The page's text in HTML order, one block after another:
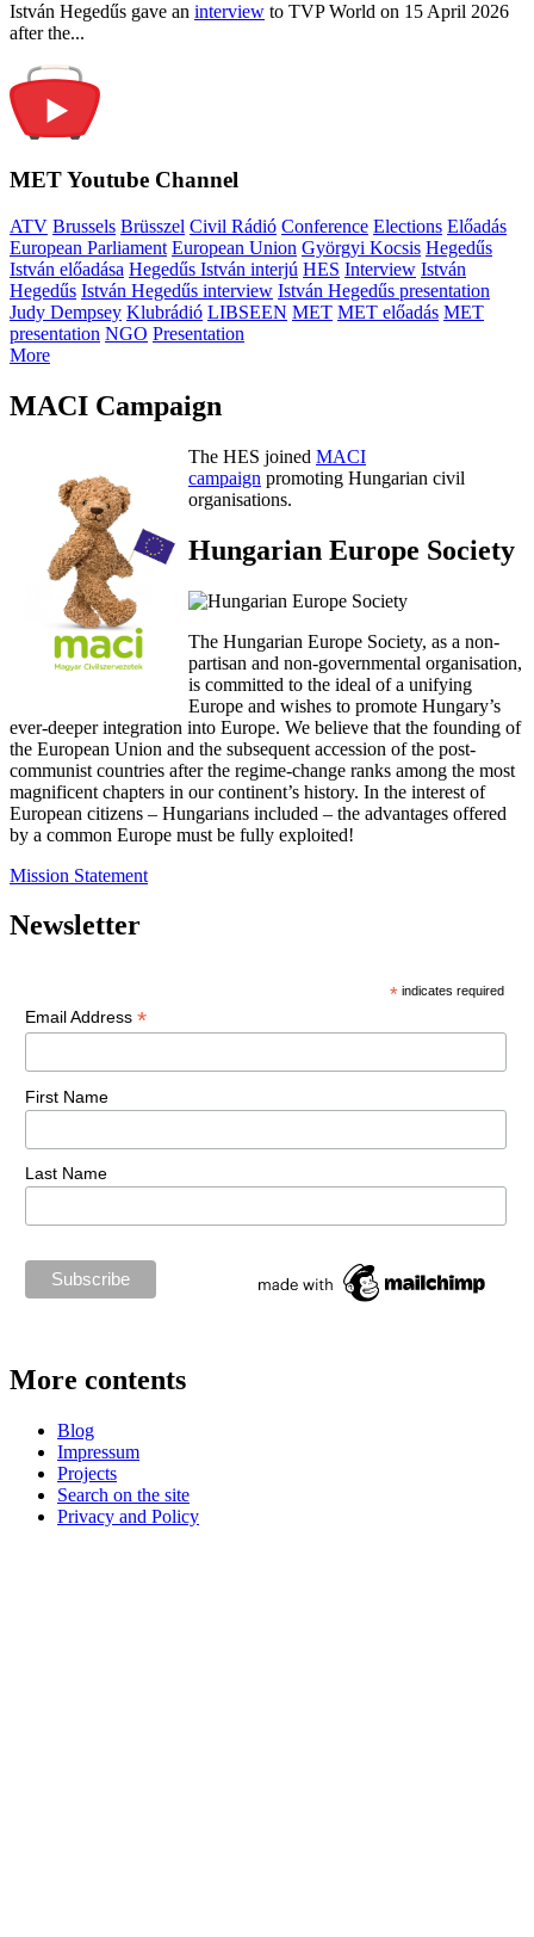
István Hegedűs gave an interview to TVP World on 15 April 2026
after the...
MET Youtube Channel
ATV Brussels Brüsszel Civil Rádió Conference Elections Előadás
European Parliament European Union Györgyi Kocsis Hegedűs
István előadása Hegedűs István interjú HES Interview István
Hegedűs István Hegedűs interview István Hegedűs presentation
Judy Dempsey Klubrádió LIBSEEN MET MET előadás MET
presentation NGO Presentation
More
MACI Campaign
The HES joined MACI
campaign promoting Hungarian civil
organisations.
Hungarian Europe Society
The Hungarian Europe Society, as a non-
partisan and non-governmental organisation,
is committed to the ideal of a unifying
Europe and wishes to promote Hungary’s
ever-deeper integration into Europe. We believe that the founding of
the European Union and the subsequent accession of the post-
communist countries after the regime-change ranks among the most
magnificent chapters in our continent’s history. In the interest of
European citizens – Hungarians included – the advantages offered
by a common Europe must be fully exploited!
Mission Statement
Newsletter
* indicates required
Email Address *
First Name
Last Name
More contents
Blog
Impressum
Projects
Search on the site
Privacy and Policy